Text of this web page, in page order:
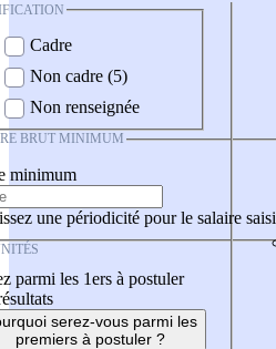
Cadre
Non cadre (5)
Non renseignée
BRUT MINIMUM
minimum
une périodicité pour le salaire saisi
parmi les 1ers à postuler
serez-vous parmi les
premiers à postuler ?